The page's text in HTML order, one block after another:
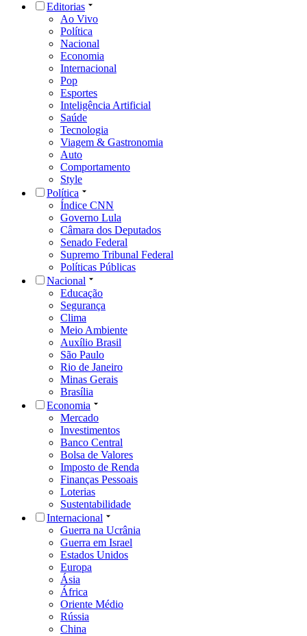
Editorias
Ao Vivo
Política
Nacional
Economia
Internacional
Pop
Esportes
Inteligência Artificial
Saúde
Tecnologia
Viagem & Gastronomia
Auto
Comportamento
Style
Política
Índice CNN
Governo Lula
Câmara dos Deputados
Senado Federal
Supremo Tribunal Federal
Políticas Públicas
Nacional
Educação
Segurança
Clima
Meio Ambiente
Auxílio Brasil
São Paulo
Rio de Janeiro
Minas Gerais
Brasília
Economia
Mercado
Investimentos
Banco Central
Bolsa de Valores
Imposto de Renda
Finanças Pessoais
Loterias
Sustentabilidade
Internacional
Guerra na Ucrânia
Guerra em Israel
Estados Unidos
Europa
Ásia
África
Oriente Médio
Rússia
China